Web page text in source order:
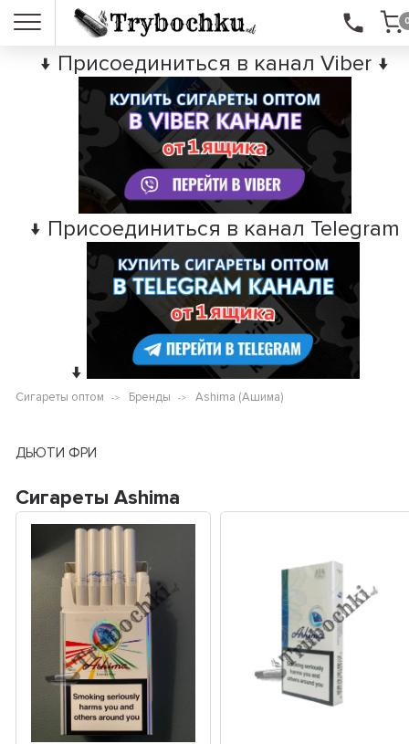
↓ Присоединиться в канал Viber ↓
↓ Присоединиться в канал Telegram
↓
Сигареты оптом Бренды Ashima (Ашима)
ДЬЮТИ ФРИ
Сигареты Ashima